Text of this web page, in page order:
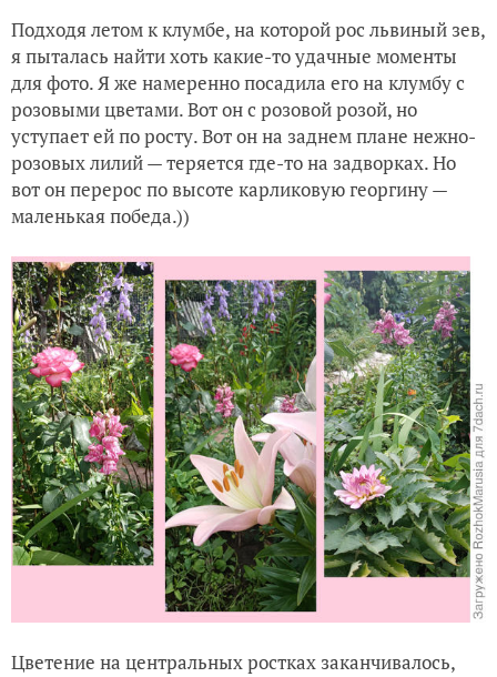
Подходя летом к клумбе, на которой рос львиный зев,
я пыталась найти хоть какие-то удачные моменты
для фото. Я же намеренно посадила его на клумбу с
розовыми цветами. Вот он с розовой розой, но
уступает ей по росту. Вот он на заднем плане нежно-
розовых лилий — теряется где-то на задворках. Но
вот он перерос по высоте карликовую георгину —
маленькая победа.))
Цветение на центральных ростках заканчивалось,